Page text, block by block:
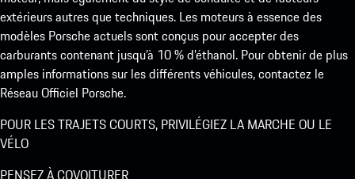
extérieurs autres que techniques. Les moteurs à essence des
modèles Porsche actuels sont conçus pour accepter des
carburants contenant jusqu’à 10 % d’éthanol. Pour obtenir de plus
amples informations sur les différents véhicules, contactez le
Réseau Officiel Porsche.
POUR LES TRAJETS COURTS, PRIVILÉGIEZ LA MARCHE OU LE
VÉLO
PENSEZ À COVOITURER